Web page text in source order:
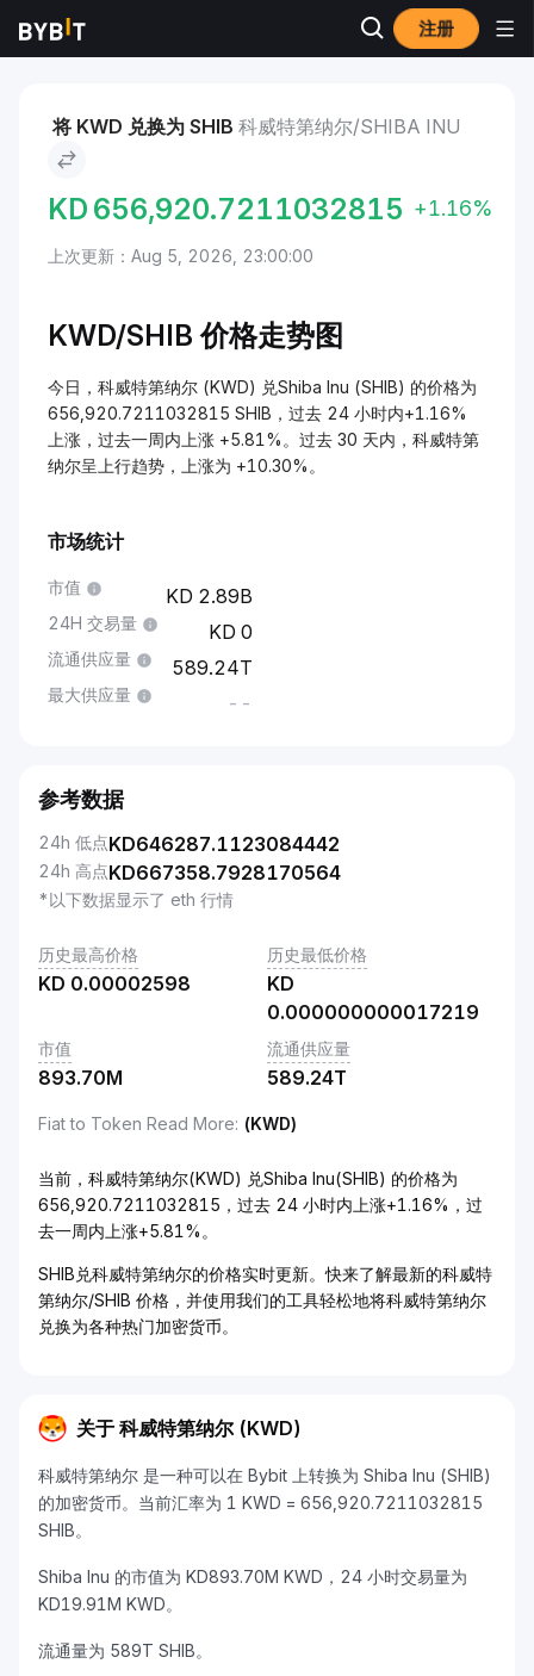
注册
市场 Shiba Inu 价格 SHIB 科威特第纳尔 to Shiba Inu
将 KWD 兑换为 SHIB 科威特第纳尔/SHIBA INU
KD 656,920.7211032815 +1.16%
上次更新：Aug 5, 2026, 23:00:00
KWD/SHIB 价格走势图
今日，科威特第纳尔 (KWD) 兑Shiba Inu (SHIB) 的价格为
656,920.7211032815 SHIB，过去 24 小时内+1.16%
上涨，过去一周内上涨 +5.81%。过去 30 天内，科威特第
纳尔呈上行趋势，上涨为 +10.30%。
市场统计
市值 2.89B
24H 交易量 0
流通供应量 589.24T
最大供应量 --
参考数据
24h 低点KD646287.1123084442
24h 高点KD667358.7928170564
*以下数据显示了 eth 行情
历史最高价格
KD 0.00002598
历史最低价格
KD
0.000000000017219
市值
893.70M
流通供应量
589.24T
Fiat to Token Read More: (KWD)
当前，科威特第纳尔(KWD) 兑Shiba Inu(SHIB) 的价格为
656,920.7211032815，过去 24 小时内上涨+1.16%，过
去一周内上涨+5.81%。
SHIB兑科威特第纳尔的价格实时更新。快来了解最新的科威特
第纳尔/SHIB 价格，并使用我们的工具轻松地将科威特第纳尔
兑换为各种热门加密货币。
关于 科威特第纳尔 (KWD)
科威特第纳尔 是一种可以在 Bybit 上转换为 Shiba Inu (SHIB)
的加密货币。当前汇率为 1 KWD = 656,920.7211032815
SHIB。
Shiba Inu 的市值为 KD893.70M KWD，24 小时交易量为
KD19.91M KWD。
流通量为 589T SHIB。